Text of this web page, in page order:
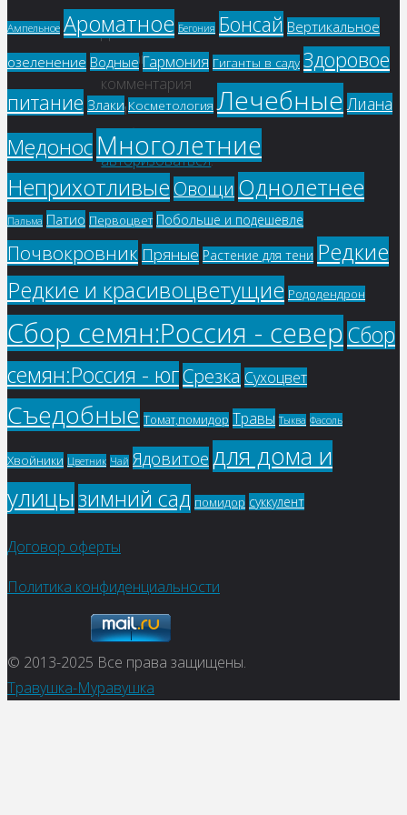
Для
отправки
комментария
вам
необходимо
авторизоваться.
Ампельное Ароматное Бегония Бонсай Вертикальное
озеленение Водные Гармония Гиганты в саду Здоровое
питание Злаки Косметология Лечебные Лиана
МедоносМноголетние
Неприхотливые Овощи Однолетнее
Пальма Патио Первоцвет Побольше и подешевле
Почвокровник Пряные Растение для тени Редкие
Редкие и красивоцветущие Рододендрон
Сбор семян:Россия - северСбор
семян:Россия - югСрезка Сухоцвет
Съедобные Томат,помидор Травы Тыква Фасоль
Хвойники Цветник Чай Ядовитое для дома и
улицызимний сад помидор суккулент
Договор оферты
Политика конфиденциальности
© 2013-2025 Все права защищены.
Травушка-Муравушка